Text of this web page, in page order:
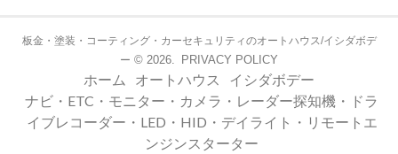
板金・塗装・コーティング・カーセキュリティのオートハウス/イシダボデ
ー © 2026. PRIVACY POLICY
ホーム オートハウス
イシダボデー
ナビ・ETC・モニター・カメラ・レーダー探知機・ドラ
イブレコーダー・LED・HID・デイライト・リモートエ
ンジンスターター